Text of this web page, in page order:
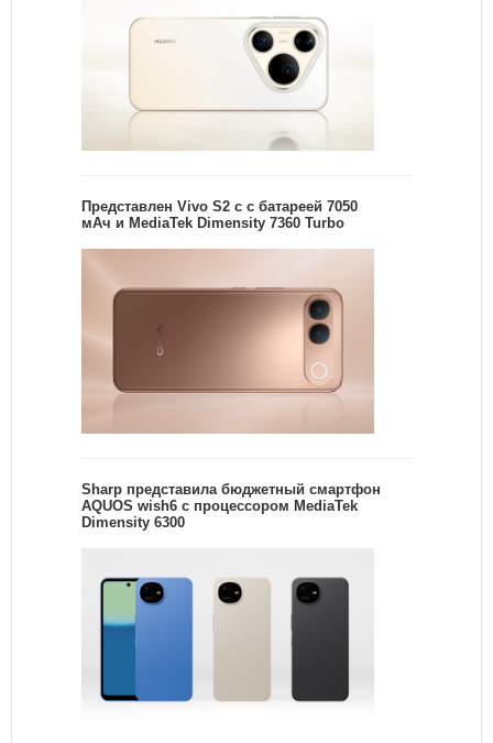
Представлен Vivo S2 с с батареей 7050
мАч и MediaTek Dimensity 7360 Turbo
Sharp представила бюджетный смартфон
AQUOS wish6 с процессором MediaTek
Dimensity 6300